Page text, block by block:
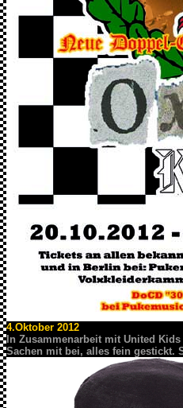
4.Oktober 2012
In Zusammenarbeit mit United
Sachen mit bei, alles fein gestickt.